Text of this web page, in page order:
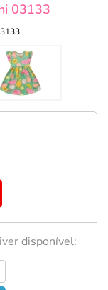
03133
disponível: